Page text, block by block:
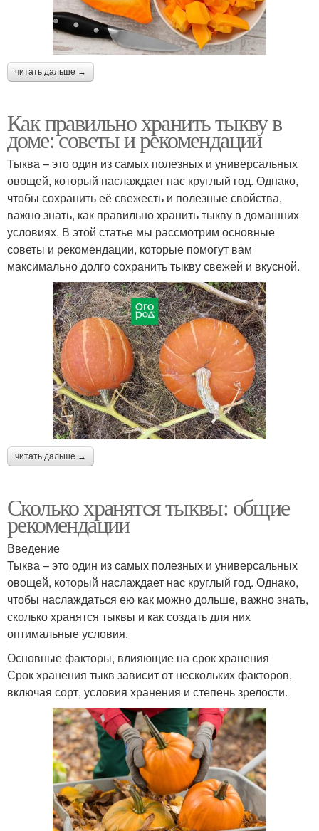
читать дальше →
Как правильно хранить тыкву в
доме: советы и рекомендации
Тыква – это один из самых полезных и универсальных
овощей, который наслаждает нас круглый год. Однако,
чтобы сохранить её свежесть и полезные свойства,
важно знать, как правильно хранить тыкву в домашних
условиях. В этой статье мы рассмотрим основные
советы и рекомендации, которые помогут вам
максимально долго сохранить тыкву свежей и вкусной.
читать дальше →
Сколько хранятся тыквы: общие
рекомендации
Введение
Тыква – это один из самых полезных и универсальных
овощей, который наслаждает нас круглый год. Однако,
чтобы наслаждаться ею как можно дольше, важно знать,
сколько хранятся тыквы и как создать для них
оптимальные условия.
Основные факторы, влияющие на срок хранения
Срок хранения тыкв зависит от нескольких факторов,
включая сорт, условия хранения и степень зрелости.